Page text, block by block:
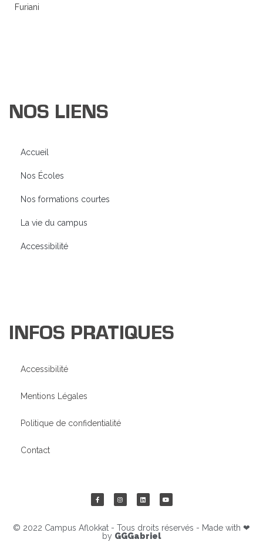
Furiani
NOS LIENS
Accueil
Nos Écoles
Nos formations courtes
La vie du campus
Accessibilité
INFOS PRATIQUES
Accessibilité
Mentions Légales
Politique de confidentialité
Contact
© 2022 Campus Aflokkat - Tous droits réservés - Made with ❤
by GGGabriel